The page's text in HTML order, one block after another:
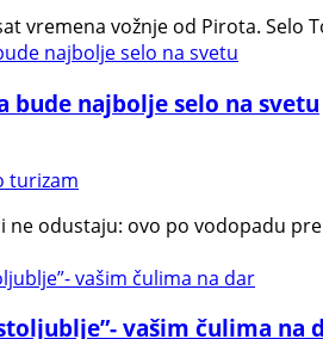
vremena vožnje od Pirota.
bude najbolje selo na svetu
turizam
odustaju: ovo po vodopadu
vašim čulima na